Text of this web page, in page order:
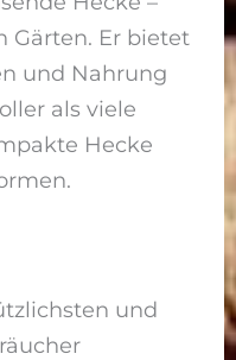
Gärten. Er bietet
und Nahrung
als viele
Hecke
und